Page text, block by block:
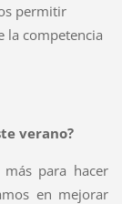
permitir
la competencia
verano?
más para hacer
en mejorar